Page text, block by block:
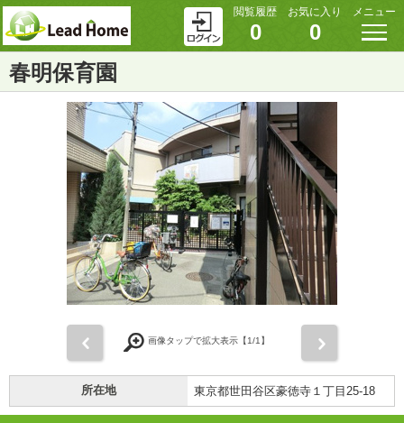
閲覧履歴
0
お気に入り
0
メニュー
春明保育園
画像タップで拡大表示【1/1】
所在地 東京都世田谷区豪徳寺１丁目25-18